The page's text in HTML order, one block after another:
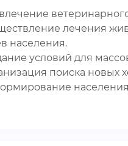
лечения
населения.
условий для
поиска новых
населения